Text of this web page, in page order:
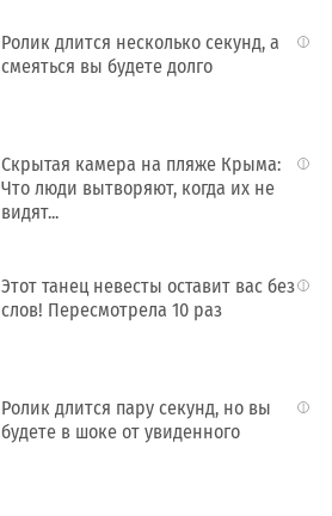
i
Ролик длится несколько секунд, а
смеяться вы будете долго
i
Скрытая камера на пляже Крыма:
Что люди вытворяют, когда их не
видят...
i
Этот танец невесты оставит вас без
слов! Пересмотрела 10 раз
i
Ролик длится пару секунд, но вы
будете в шоке от увиденного